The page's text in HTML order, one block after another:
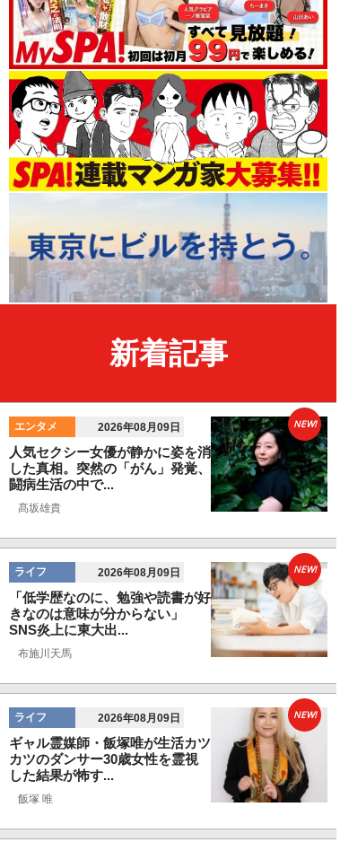
新着記事
エンタメ 2026年08月09日
人気セクシー女優が静かに姿を消
した真相。突然の「がん」発覚、
闘病生活の中で...
髙坂雄貴
NEW!
ライフ 2026年08月09日
「低学歴なのに、勉強や読書が好
きなのは意味が分からない」
SNS炎上に東大出...
布施川天馬
NEW!
ライフ 2026年08月09日
ギャル霊媒師・飯塚唯が生活カツ
カツのダンサー30歳女性を霊視
した結果が怖す...
飯塚 唯
NEW!